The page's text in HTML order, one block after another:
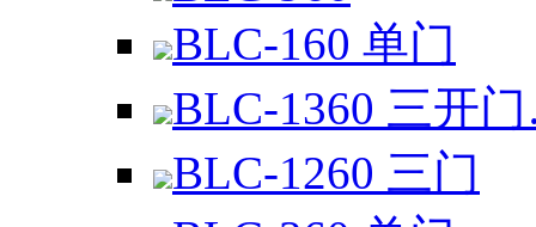
BLC-160 单门
BLC-1360 三开
BLC-1260 三门